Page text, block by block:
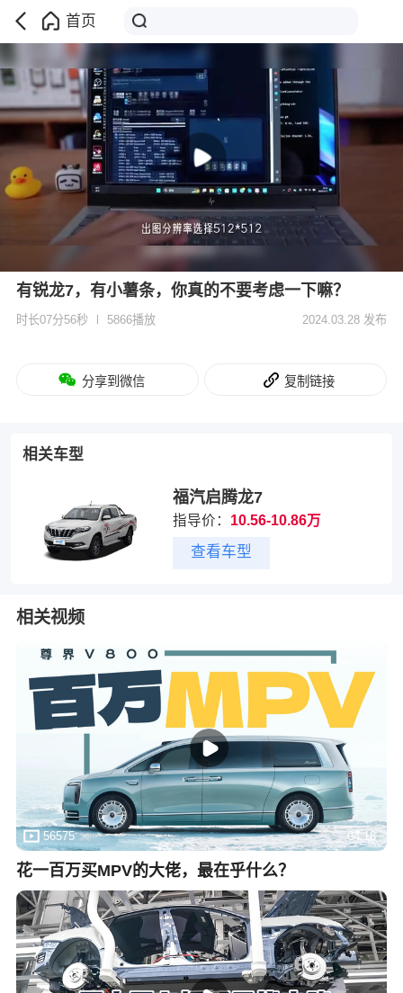
首页
有锐龙7，有小薯条，你真的不要考虑一下嘛？
时长07分56秒 5866播放 2024.03.28 发布
分享到微信 复制链接
相关车型
福汽启腾龙7
指导价： 10.56-10.86万
查看车型
相关视频
56575 04:18
花一百万买MPV的大佬，最在乎什么？